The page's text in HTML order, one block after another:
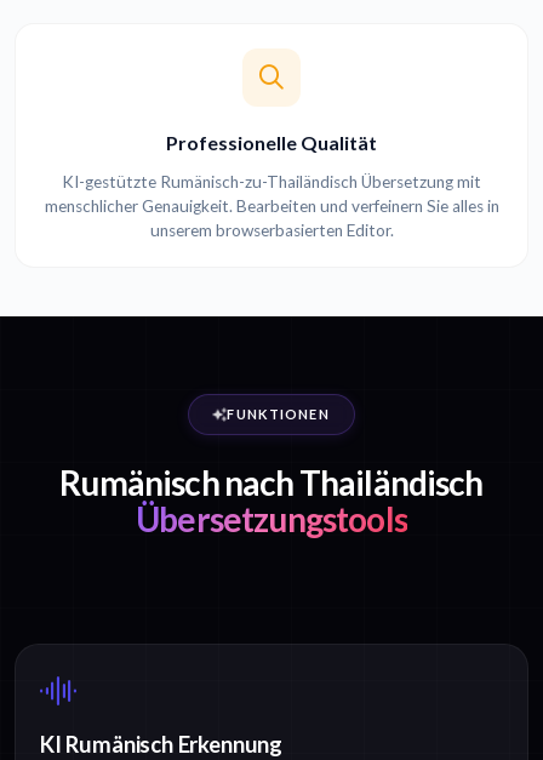
Professionelle Qualität
KI-gestützte Rumänisch-zu-Thailändisch Übersetzung mit
menschlicher Genauigkeit. Bearbeiten und verfeinern Sie alles in
unserem browserbasierten Editor.
FUNKTIONEN
Rumänisch nach Thailändisch
Übersetzungstools
KI Rumänisch Erkennung